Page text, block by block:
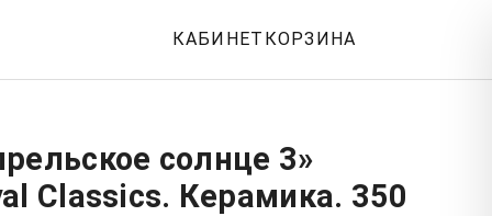
КАБИНЕТ КОРЗИНА
солнце 3»
Classics. Керамика. 350